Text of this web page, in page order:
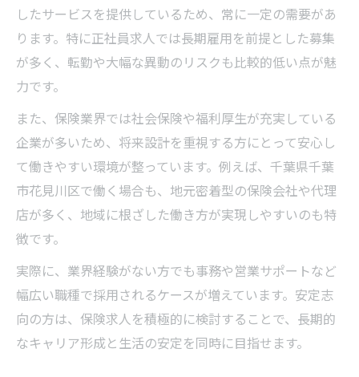
したサービスを提供しているため、常に一定の需要があ
ります。特に正社員求人では長期雇用を前提とした募集
が多く、転勤や大幅な異動のリスクも比較的低い点が魅
力です。
また、保険業界では社会保険や福利厚生が充実している
企業が多いため、将来設計を重視する方にとって安心し
て働きやすい環境が整っています。例えば、千葉県千葉
市花見川区で働く場合も、地元密着型の保険会社や代理
店が多く、地域に根ざした働き方が実現しやすいのも特
徴です。
実際に、業界経験がない方でも事務や営業サポートなど
幅広い職種で採用されるケースが増えています。安定志
向の方は、保険求人を積極的に検討することで、長期的
なキャリア形成と生活の安定を同時に目指せます。